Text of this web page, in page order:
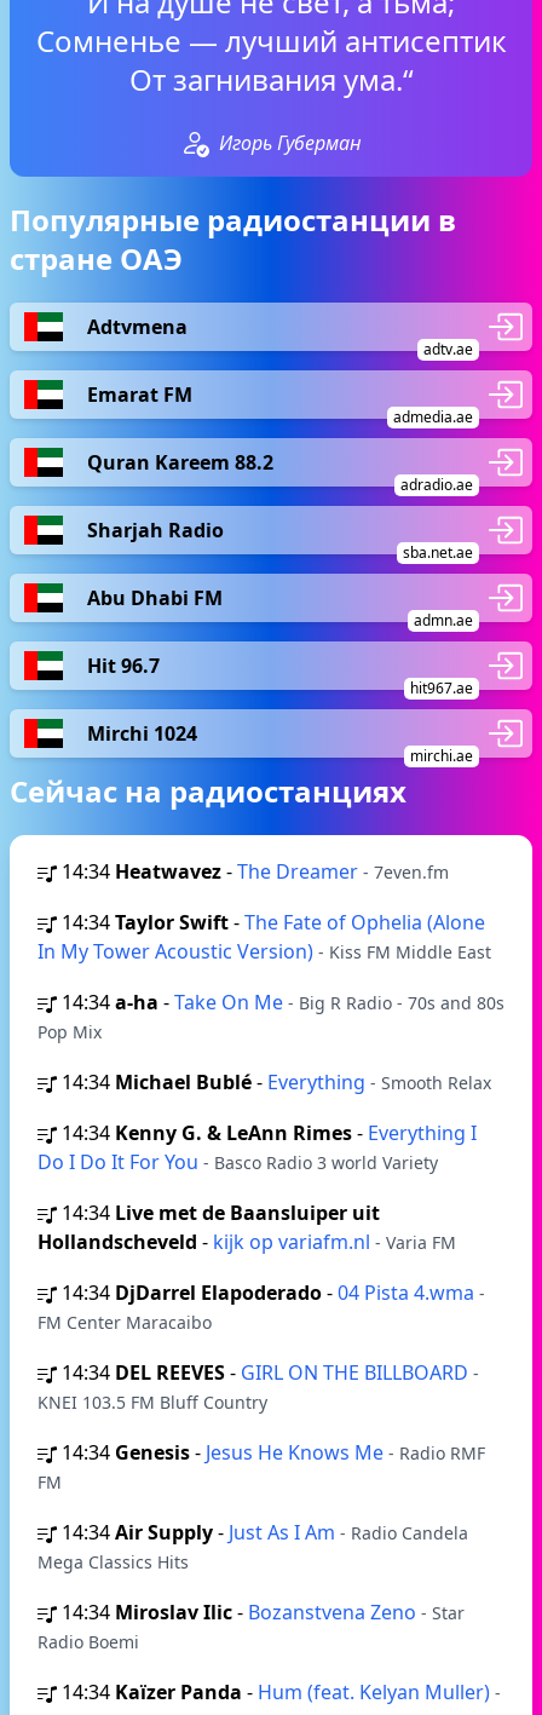
Сомненье — лучший антисептик
От загнивания ума.“
Игорь Губерман
Популярные радиостанции в
стране ОАЭ
Adtvmena
adtv.ae
Emarat FM
admedia.ae
Quran Kareem 88.2
adradio.ae
Sharjah Radio
sba.net.ae
Abu Dhabi FM
admn.ae
Hit 96.7
hit967.ae
Mirchi 1024
mirchi.ae
Сейчас на радиостанциях
14:34 Heatwavez-The Dreamer - 7even.fm
14:34Taylor Swift-The Fate of Ophelia (Alone
In My Tower Acoustic Version) - Kiss FM Middle East
14:34a-ha -Take On Me - Big R Radio - 70s and 80s
Pop Mix
14:34 Michael Bublé- Everything - Smooth Relax
14:34 Kenny G. & LeAnn Rimes- Everything I
Do I Do It For You - Basco Radio 3 world Variety
14:34 Live met de Baansluiper uit
Hollandscheveld - kijk op variafm.nl - Varia FM
14:34 DjDarrel Elapoderado-04 Pista 4.wma -
FM Center Maracaibo
14:34 DEL REEVES- GIRL ON THE BILLBOARD -
KNEI 103.5 FM Bluff Country
14:34 Genesis- Jesus He Knows Me - Radio RMF
FM
14:34Air Supply- Just As I Am - Radio Candela
Mega Classics Hits
14:34 Miroslav Ilic- Bozanstvena Zeno - Star
Radio Boemi
14:34 Kaïzer Panda - Hum (feat. Kelyan Muller) -